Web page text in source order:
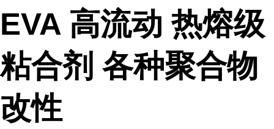
EVA 高流动 热熔级
粘合剂 各种聚合物
改性